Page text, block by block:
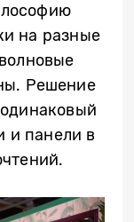
на разные
Решение
и панели в